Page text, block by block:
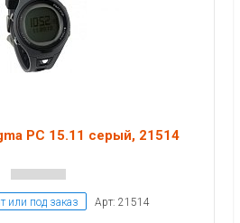
PC 15.11 серый, 21514
или под заказ Арт: 21514